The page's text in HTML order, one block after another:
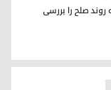
روند صلح را بررسی